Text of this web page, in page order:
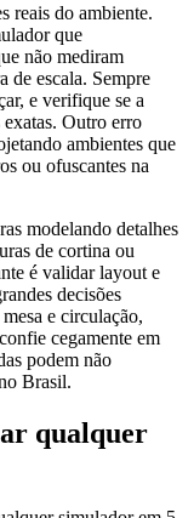
reais do ambiente.
que
não mediram
de escala. Sempre
e verifique se a
Outro erro
ambientes que
ou ofuscantes na
modelando detalhes
de cortina ou
é validar layout e
decisões
e circulação,
cegamente em
podem não
Brasil.
qualquer